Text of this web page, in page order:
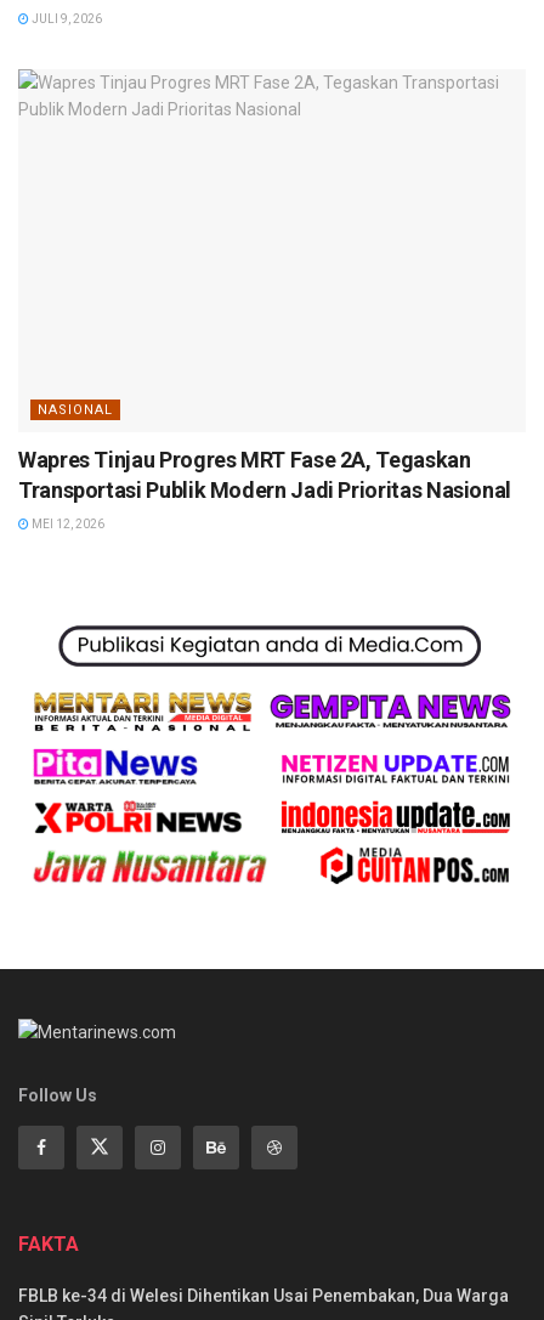
JULI 9, 2026
NASIONAL
Wapres Tinjau Progres MRT Fase 2A, Tegaskan
Transportasi Publik Modern Jadi Prioritas Nasional
MEI 12, 2026
Follow Us
FAKTA
FBLB ke-34 di Welesi Dihentikan Usai Penembakan, Dua Warga